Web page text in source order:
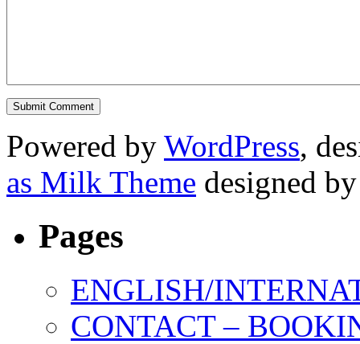
Powered by WordPress,
as Milk Theme designed
Pages
ENGLISH/
CONTACT –